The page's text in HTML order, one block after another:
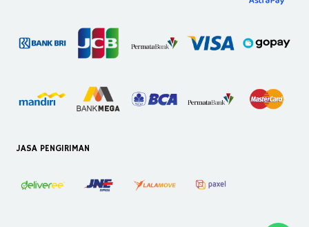
JASA PENGIRIMAN